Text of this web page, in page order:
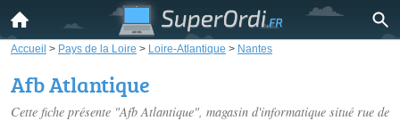
Accueil > Pays de la Loire > Loire-Atlantique > Nantes
Afb Atlantique
Cette fiche présente "Afb Atlantique", magasin d'informatique situé rue de